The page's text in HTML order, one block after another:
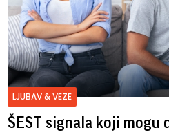
LJUBAV & VEZE
ŠEST signala koji mogu